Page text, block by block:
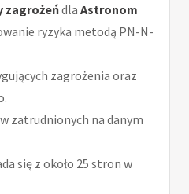
zagrożeńdla Astronom
ryzyka metodą PN-N-
zagrożenia oraz
zatrudnionych na danym
się z około 25 stron w